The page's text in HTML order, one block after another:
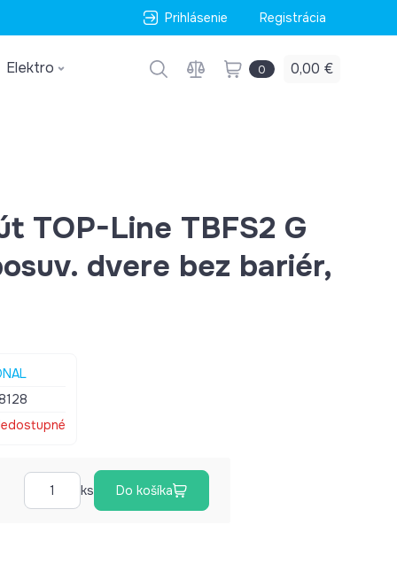
Prihlásenie Registrácia
Elektro 0 0,00 €
TOP-Line TBFS2 G
dvere bez bariér,
ks Do košíka